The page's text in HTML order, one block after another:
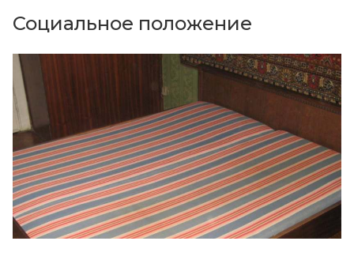
Социальное положение